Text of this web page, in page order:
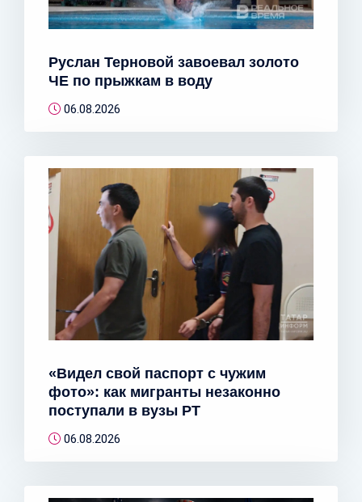
Руслан Терновой завоевал золото
ЧЕ по прыжкам в воду
06.08.2026
«Видел свой паспорт с чужим
фото»: как мигранты незаконно
поступали в вузы РТ
06.08.2026